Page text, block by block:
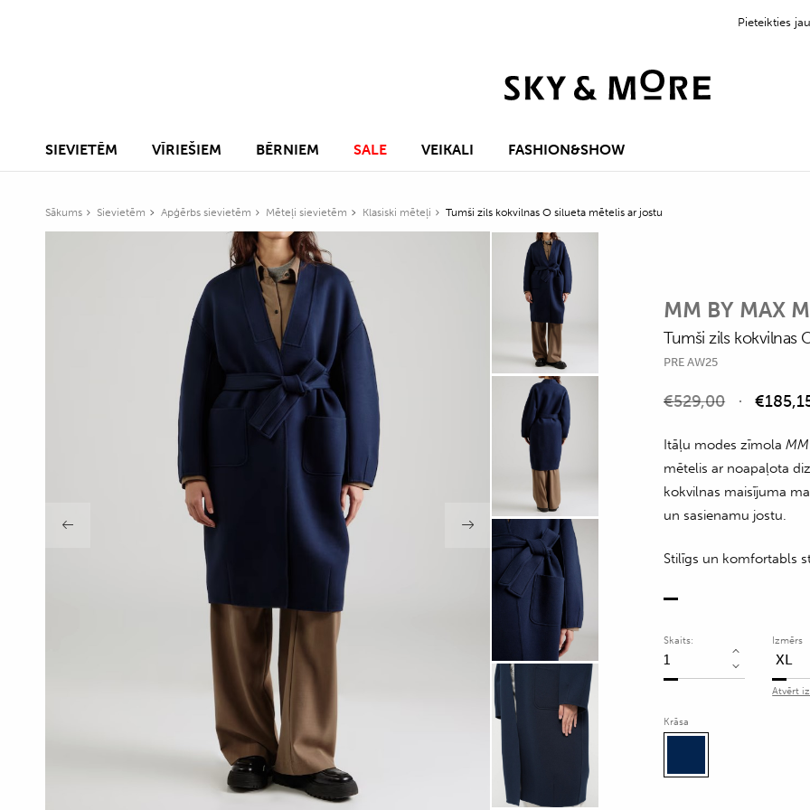
Pieteikties
SIEVIETĒM VĪRIEŠIEM BĒRNIEM SALE VEIKALI FASHION&SHOW
Sākums Sievietēm Apģērbs sievietēm Mēteļi sievietēm Klasiski mēteļi Tumši zils kokvilnas O silueta mētelis ar jostu
MM BY MAX
Tumši zils kokvilnas
PRE AW25
€529,00 €
Itāļu modes zīmola
mētelis ar noapaļota
kokvilnas maisījuma
un sasienamu jostu.
Stilīgs un komfortabls
Skaits:
Tumši
zils
O
Izmērs
Atvērt
Krāsa